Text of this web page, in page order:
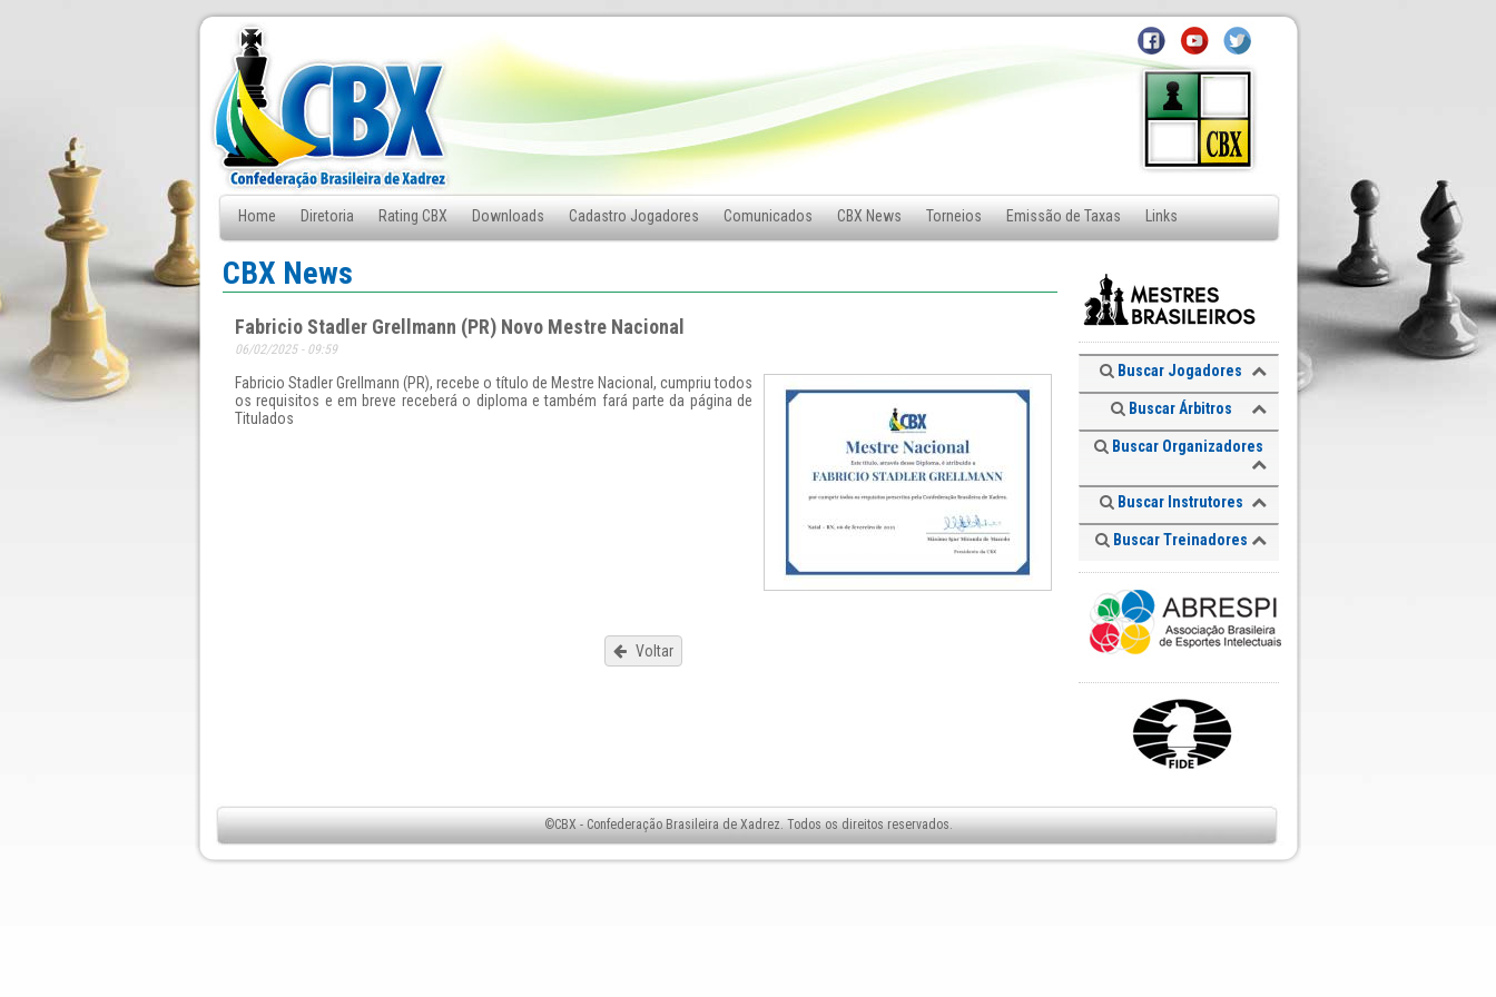
Home Diretoria Rating CBX Downloads Cadastro Jogadores Comunicados CBX News Torneios Emissão de Taxas Links
Fale Conosco
CBX News
Fabricio Stadler Grellmann (PR) Novo Mestre Nacional
06/02/2025 - 09:59
Fabricio Stadler Grellmann (PR), recebe o título de Mestre Nacional, cumpriu todos
os requisitos e em breve receberá o diploma e também fará parte da página de
Titulados
Voltar
Buscar Jogadores
Buscar Árbitros
Buscar Organizadores
Buscar Instrutores
Buscar Treinadores
©CBX - Confederação Brasileira de Xadrez. Todos os direitos reservados.